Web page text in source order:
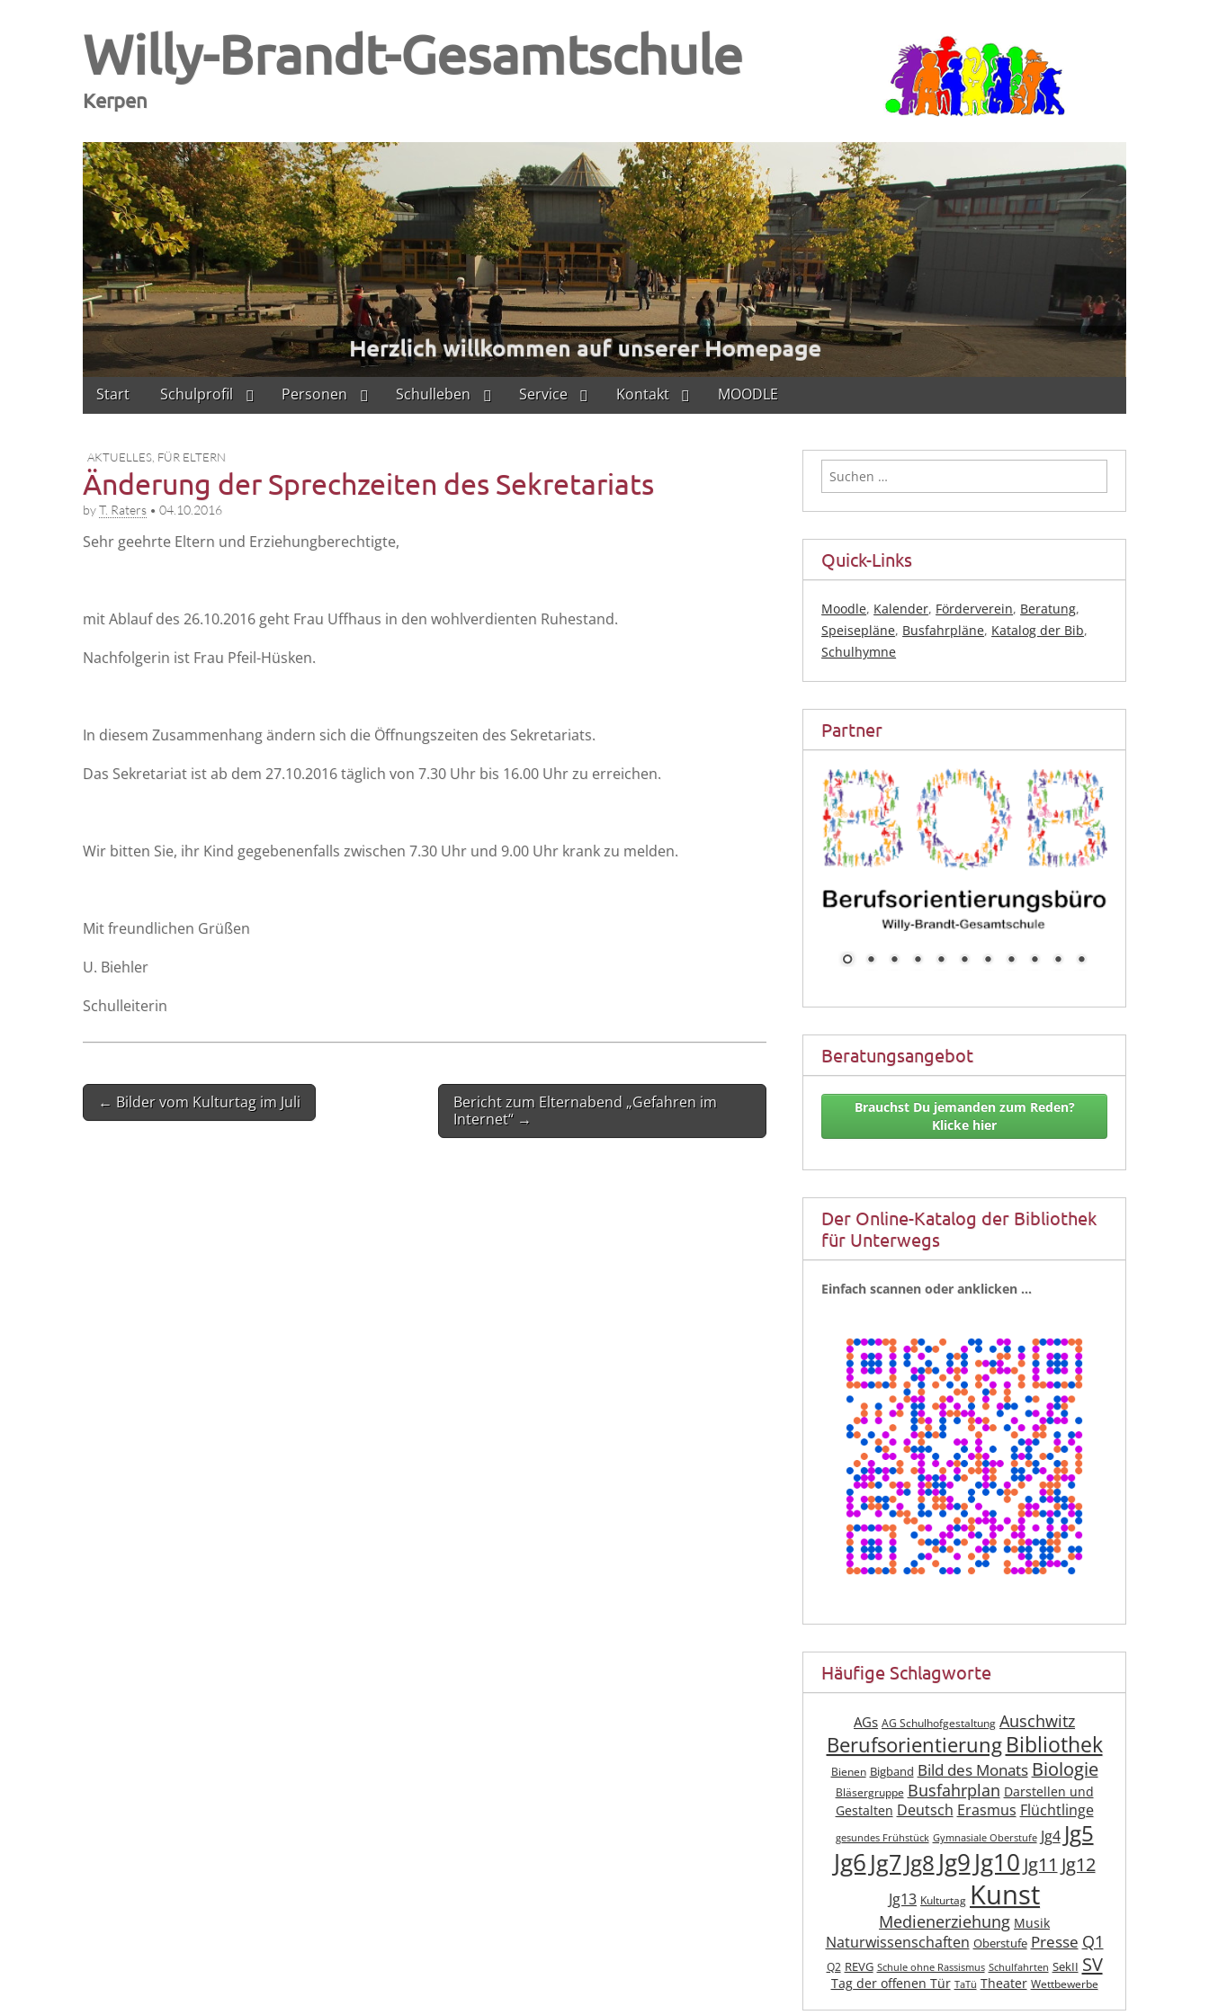
Willy-Brandt-Gesamtschule
Kerpen
Main
menu
Skip
to
Start Schulprofil Personen Schulleben Service Kontakt MOODLE
AKTUELLES FÜR ELTERN
Änderung der Sprechzeiten des Sekretariats
byT. Raters • 04.10.2016
Sehr geehr­te Eltern und Erziehungberechtigte,
mit Ablauf des 26.10.2016 geht Frau Uff­haus in den wohl­ver­dien­ten Ruhestand.
Nach­fol­ge­rin ist Frau Pfeil-Hüsken.
In die­sem Zusam­men­hang ändern sich die Öff­nungs­zei­ten des Sekretariats.
Das Sekre­ta­ri­at ist ab dem 27.10.2016 täg­lich von 7.30 Uhr bis 16.00 Uhr zu erreichen.
Wir bit­ten Sie, ihr Kind gege­be­nen­falls zwi­schen 7.30 Uhr und 9.00 Uhr krank zu melden.
Mit freund­li­chen Grüßen
U. Bieh­ler
Schul­lei­te­rin
Post
navigation
← Bilder vom Kulturtag im Juli
Bericht zum Elternabend „Gefahren im
Internet“ →
Suchen
nach:
Quick-Links
Moodle, Kalender, Förderverein, Beratung,
Speisepläne, Busfahrpläne, Katalog der Bib,
Schulhymne
Partner
Beratungsangebot
Brauchst Du jemanden zum Reden?
Klicke hier
Der Online-Katalog der Bibliothek
für Unterwegs
Ein­fach scan­nen oder anklicken …
Häufige Schlagworte
AGs AG Schulhofgestaltung Auschwitz
Berufsorientierung Bibliothek
Bienen Bigband Bild des Monats Biologie
Bläsergruppe Busfahrplan Darstellen und
Gestalten Deutsch Erasmus Flüchtlinge
gesundes Frühstück Gymnasiale Oberstufe Jg4 Jg5
Jg6 Jg7 Jg8 Jg9Jg10 Jg11 Jg12
Jg13 Kulturtag Kunst
Medienerziehung Musik
Naturwissenschaften Oberstufe Presse Q1
Q2 REVG Schule ohne Rassismus Schulfahrten SekII SV
Tag der offenen Tür TaTü Theater Wettbewerbe